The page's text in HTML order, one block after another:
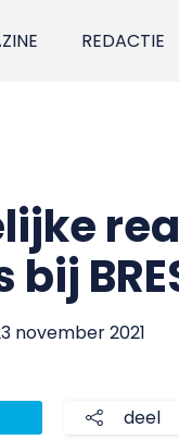
REDACTIE
november 2021
deel